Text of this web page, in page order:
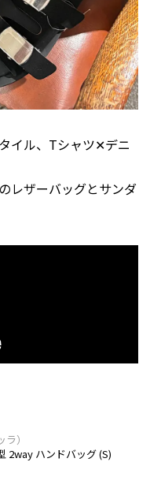
イル、Tシャツ✕デニ
レザーバッグとサンダ
）
2way ハンドバッグ (S)